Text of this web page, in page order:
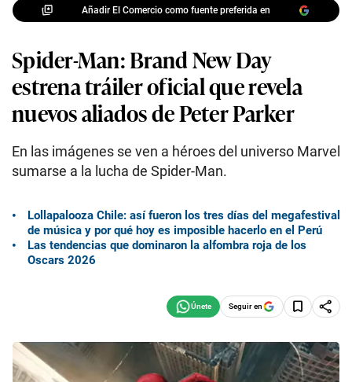
Añadir El Comercio como fuente preferida en
Spider-Man: Brand New Day
estrena tráiler oficial que revela
nuevos aliados de Peter Parker
En las imágenes se ven a héroes del universo Marvel
sumarse a la lucha de Spider-Man.
Lollapalooza Chile: así fueron los tres días del megafestival
de música y por qué hoy es imposible hacerlo en el Perú
Las tendencias que dominaron la alfombra roja de los
Oscars 2026
Seguir en